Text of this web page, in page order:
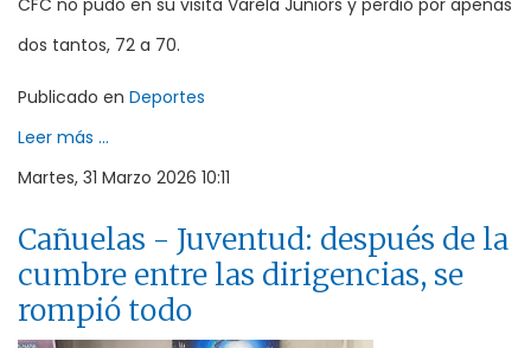
CFC no pudo en su visita Varela Juniors y perdió por apenas
dos tantos, 72 a 70.
Publicado en Deportes
Leer más ...
Martes, 31 Marzo 2026 10:11
Cañuelas - Juventud: después de la
cumbre entre las dirigencias, se
rompió todo